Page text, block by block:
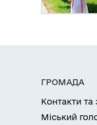
ГРОМАДА
Контакти та
Міський